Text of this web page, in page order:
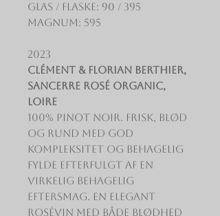
Glas / Flaske: 90 / 395
Magnum: 595
2023
Clément & Florian Berthier,
Sancerre Rosé Organic,
Loire
100% Pinot Noir. Frisk, blød
og rund med god
kompleksitet og behagelig
fylde efterfulgt af en
virkelig behagelig
eftersmag. En elegant
rosévin med både blødhed